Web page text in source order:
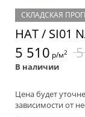
СКЛАДСКАЯ
НАТ / SI01
5 510 р/м2
В наличии
Цена будет
зависимости от